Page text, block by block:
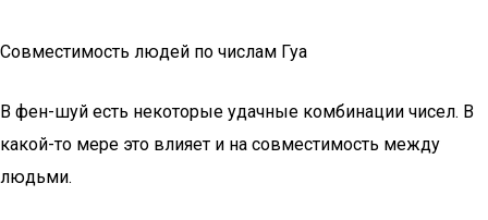
Совместимость людей по числам Гуа
В фен-шуй есть некоторые удачные комбинации чисел. В
какой-то мере это влияет и на совместимость между
людьми.